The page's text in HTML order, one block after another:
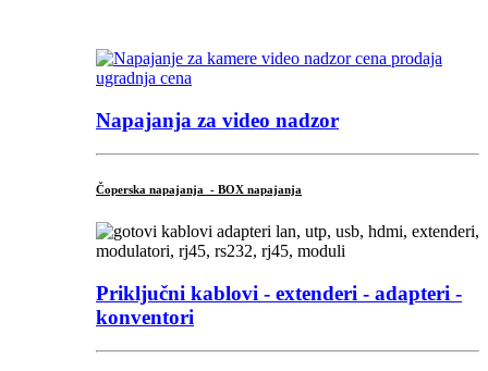
Napajanja za video nadzor
Čoperska napajanja - BOX napajanja
Priključni kablovi - extenderi - adapteri -
konventori